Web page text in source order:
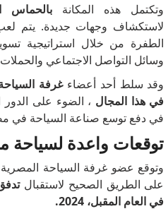
وتكتمل هذه المكانة بالحماس
لاستكشاف وجهات جديدة. يتم
الطفرة من خلال استراتيجية
وسائل التواصل الاجتماعي والحملات
وقد سلط أحد أعضاءغرفة
في هذا المجال ، الضوء على الدور
في دفع توسع صناعة السياحة في
توقعات واعدة لسياحة مصر
وتوقع عضو غرفة السياحة
على الطريق الصحيح لاستقبال
في العام المقبل، 2024.